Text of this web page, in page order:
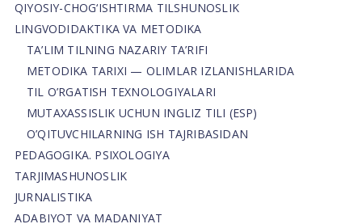
QIYOSIY-CHOG‘ISHTIRMA TILSHUNOSLIK
LINGVODIDAKTIKA VA METODIKA
TA’LIM TILNING NAZARIY TA’RIFI
METODIKA TARIXI — OLIMLAR IZLANISHLARIDA
TIL O’RGATISH TEXNOLOGIYALARI
MUTAXASSISLIK UCHUN INGLIZ TILI (ESP)
O’QITUVCHILARNING ISH TAJRIBASIDAN
PEDAGOGIKA. PSIXOLOGIYA
TARJIMASHUNOSLIK
JURNALISTIKA
ADABIYOT VA MADANIYAT